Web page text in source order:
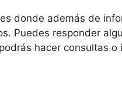
donde además de
Puedes responder
hacer consultas o